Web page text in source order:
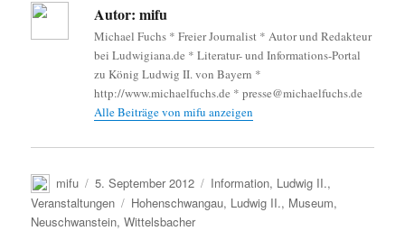
is
h
Li
st
Autor: mifu
Michael Fuchs * Freier Journalist * Autor und Redakteur
bei Ludwigiana.de * Literatur- und Informations-Portal
zu König Ludwig II. von Bayern *
http://www.michaelfuchs.de * presse@michaelfuchs.de
Alle Beiträge von mifu anzeigen
Autor
mifu
Veröffentlicht
am
5. September 2012 Kategorien
Information, Ludwig II.,
Veranstaltungen
Schlagwörter
Hohenschwangau, Ludwig II., Museum,
Neuschwanstein,Wittelsbacher